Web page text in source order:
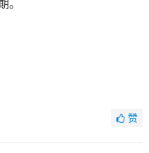
。
赞